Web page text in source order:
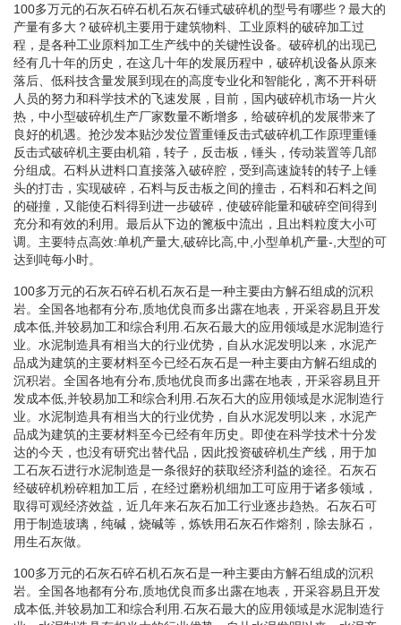
100多万元的石灰石碎石机石灰石锤式破碎机的型号有哪些？最大的
产量有多大？破碎机主要用于建筑物料、工业原料的破碎加工过
程，是各种工业原料加工生产线中的关键性设备。破碎机的出现已
经有几十年的历史，在这几十年的发展历程中，破碎机设备从原来
落后、低科技含量发展到现在的高度专业化和智能化，离不开科研
人员的努力和科学技术的飞速发展，目前，国内破碎机市场一片火
热，中小型破碎机生产厂家数量不断增多，给破碎机的发展带来了
良好的机遇。抢沙发本贴沙发位置重锤反击式破碎机工作原理重锤
反击式破碎机主要由机箱，转子，反击板，锤头，传动装置等几部
分组成。石料从进料口直接落入破碎腔，受到高速旋转的转子上锤
头的打击，实现破碎，石料与反击板之间的撞击，石料和石料之间
的碰撞，又能使石料得到进一步破碎，使破碎能量和破碎空间得到
充分和有效的利用。最后从下边的篦板中流出，且出料粒度大小可
调。主要特点高效:单机产量大,破碎比高,中,小型单机产量-,大型的可
达到吨每小时。
100多万元的石灰石碎石机石灰石是一种主要由方解石组成的沉积
岩。全国各地都有分布,质地优良而多出露在地表，开采容易且开发
成本低,并较易加工和综合利用.石灰石最大的应用领域是水泥制造行
业。水泥制造具有相当大的行业优势，自从水泥发明以来，水泥产
品成为建筑的主要材料至今已经石灰石是一种主要由方解石组成的
沉积岩。全国各地有分布,质地优良而多出露在地表，开采容易且开
发成本低,并较易加工和综合利用.石灰石大的应用领域是水泥制造行
业。水泥制造具有相当大的行业优势，自从水泥发明以来，水泥产
品成为建筑的主要材料至今已经有年历史。即使在科学技术十分发
达的今天，也没有研究出替代品，因此投资破碎机生产线，用于加
工石灰石进行水泥制造是一条很好的获取经济利益的途径。石灰石
经破碎机粉碎粗加工后，在经过磨粉机细加工可应用于诸多领域，
取得可观经济效益，近几年来石灰石加工行业逐步趋热。石灰石可
用于制造玻璃，纯碱，烧碱等，炼铁用石灰石作熔剂，除去脉石，
用生石灰做。
100多万元的石灰石碎石机石灰石是一种主要由方解石组成的沉积
岩。全国各地都有分布,质地优良而多出露在地表，开采容易且开发
成本低,并较易加工和综合利用.石灰石最大的应用领域是水泥制造行